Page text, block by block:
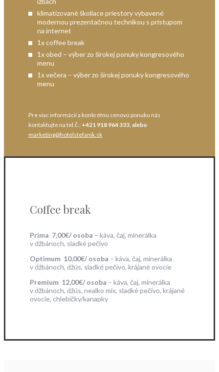
klimatizované školiace priestory vybavené
modernou prezentačnou technikou s prístupom
na internet
1x coffee break
1x obed – výber zo širokej ponuky kongresového
menu
1x večera – výber zo širokej ponuky kongresového
menu
Pre viac informácií a konkrétnu cenovú ponuku nás
kontaktujte na tel.č.: +421 918 964 333, alebo
marketing@hotelstefanik.sk
Coffee break
Prima 7,00€/ osoba – káva, čaj, minerálka
v džbánoch, sladké pečivo
Optimum 10,00€/ osoba – káva, čaj, minerálka
v džbánoch, džús, sladké pečivo, krájané ovocie
Premium 12,00€/ osoba – káva, čaj, minerálka
v džbánoch, džús, nealko mix, sladké pečivo, krájané
ovocie, chlebíčky/kanapky